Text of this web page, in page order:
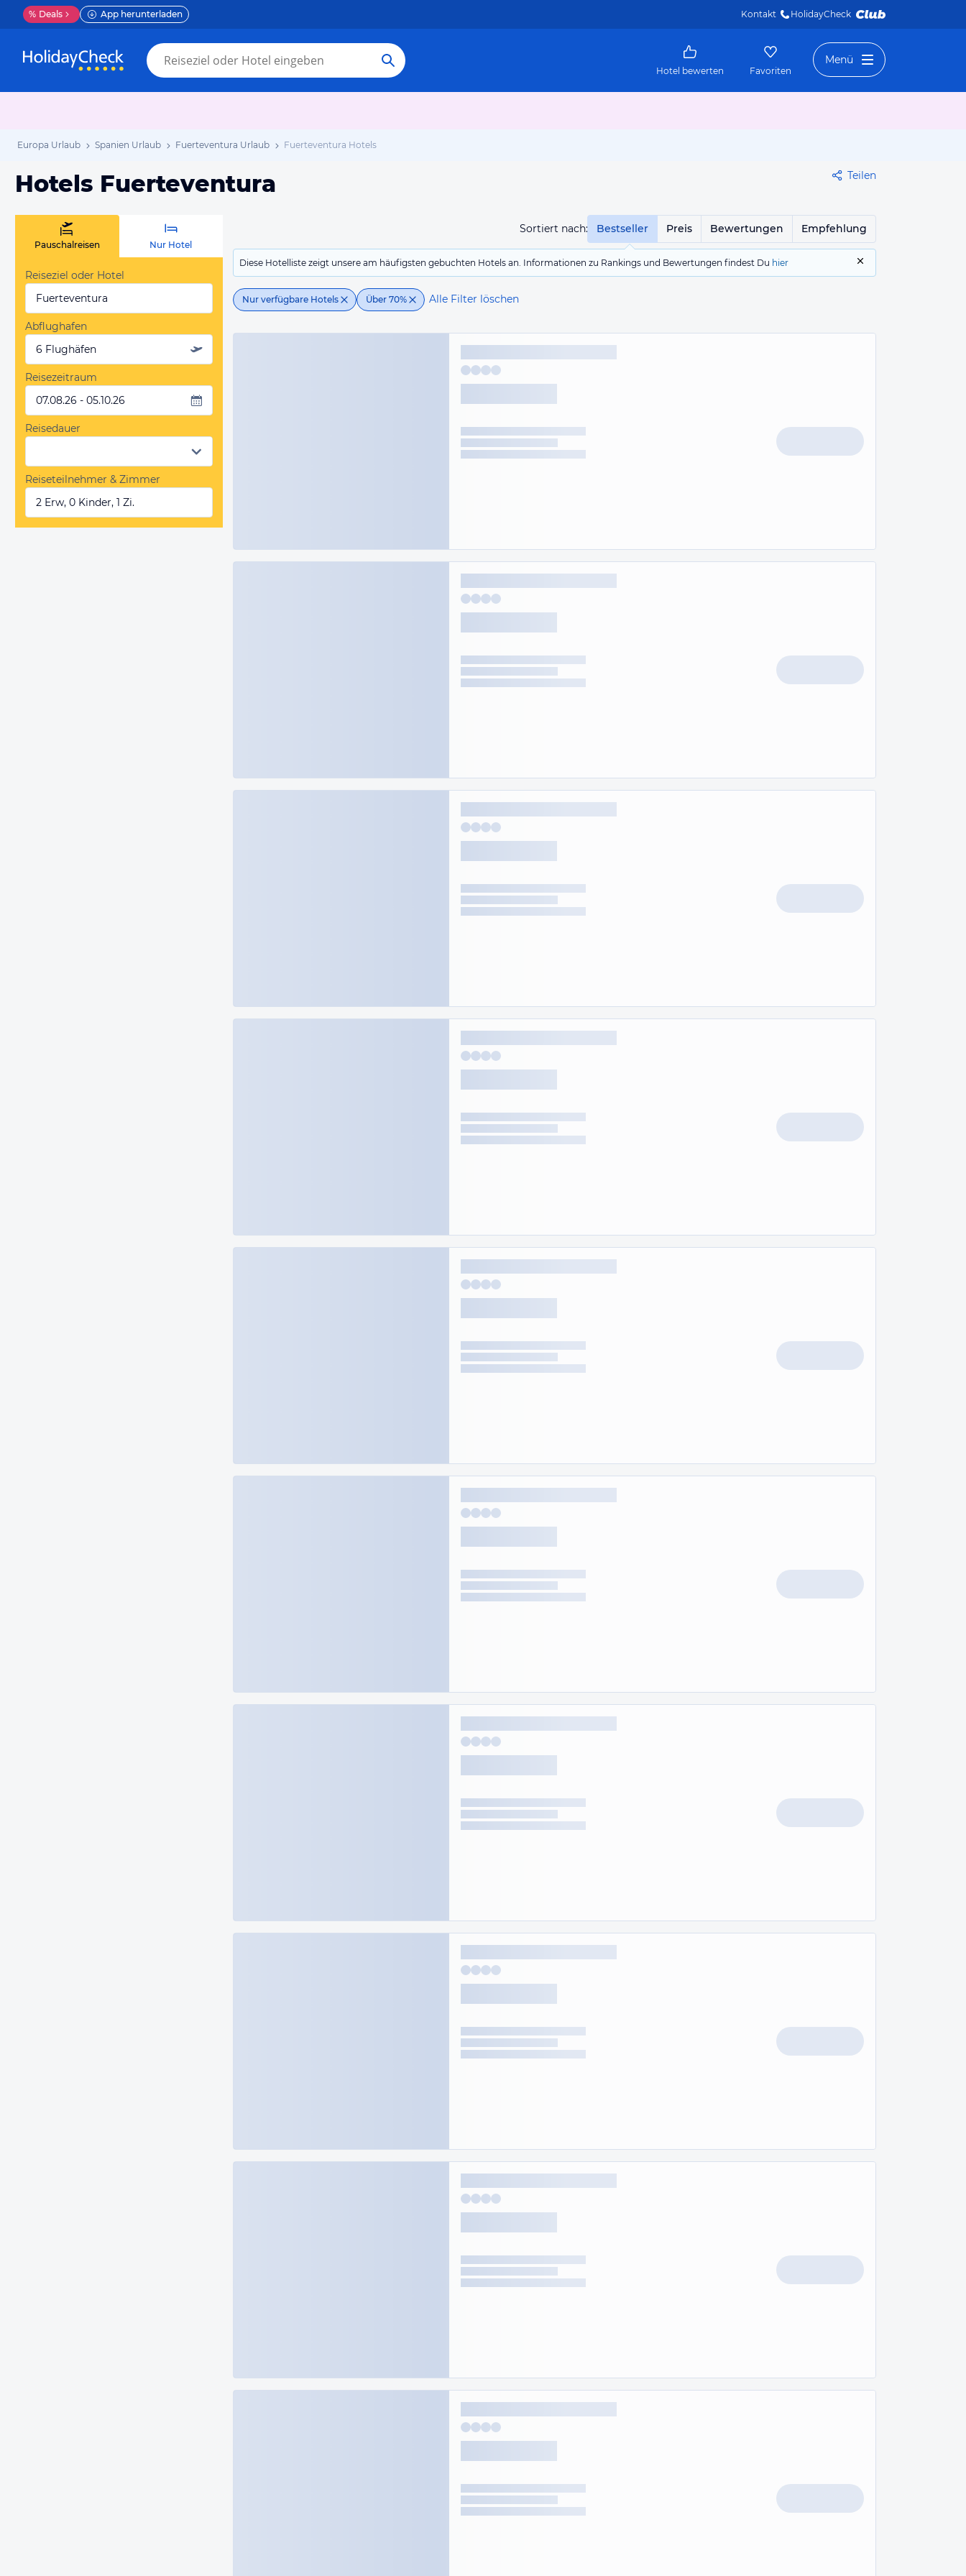
% Deals App herunterladen Kontakt HolidayCheck
Hotel bewerten Favoriten
Menü
Europa Urlaub Spanien Urlaub Fuerteventura Urlaub Fuerteventura Hotels
Hotels Fuerteventura Teilen
Sortiert nach: Bestseller Preis Bewertungen Empfehlung
Diese Hotelliste zeigt unsere am häufigsten gebuchten Hotels an. Informationen zu Rankings und Bewertungen findest Du hier
Nur verfügbare Hotels Über 70% Alle Filter löschen
Pauschalreisen Nur Hotel
Reiseziel oder Hotel
Fuerteventura
Abflughafen
6 Flughäfen
Reisezeitraum
07.08.26 - 05.10.26
Reisedauer
Reiseteilnehmer & Zimmer
2 Erw, 0 Kinder, 1 Zi.